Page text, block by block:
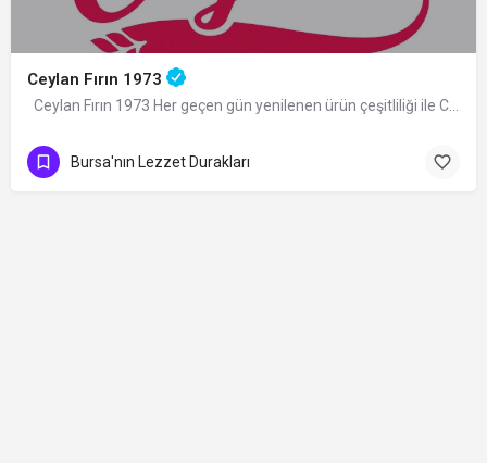
Ceylan Fırın 1973
Ceylan Fırın 1973 Her geçen gün yenilenen ürün çeşitliliği ile Ceylan Ekmek Bursa'da hizmet…
Bursa'nın Lezzet Durakları